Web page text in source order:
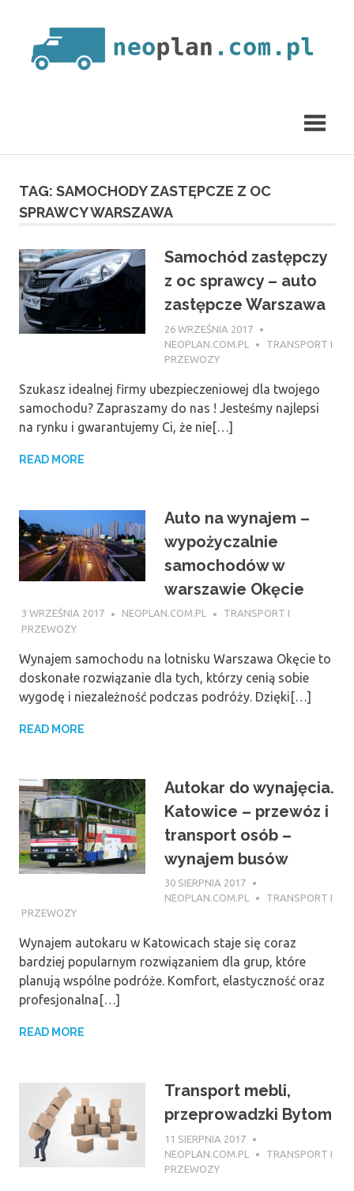
content
TAG: SAMOCHODY ZASTĘPCZE Z OC
SPRAWCY WARSZAWA
Samochód zastępczy
z oc sprawcy – auto
zastępcze Warszawa
26 WRZEŚNIA 2017
NEOPLAN.COM.PL
TRANSPORT I
PRZEWOZY
Szukasz idealnej firmy ubezpieczeniowej dla twojego
samochodu? Zapraszamy do nas ! Jesteśmy najlepsi
na rynku i gwarantujemy Ci, że nie[…]
READ MORE
Auto na wynajem –
wypożyczalnie
samochodów w
warszawie Okęcie
3 WRZEŚNIA 2017 NEOPLAN.COM.PL
TRANSPORT I
PRZEWOZY
Wynajem samochodu na lotnisku Warszawa Okęcie to
doskonałe rozwiązanie dla tych, którzy cenią sobie
wygodę i niezależność podczas podróży. Dzięki[…]
READ MORE
Autokar do wynajęcia.
Katowice – przewóz i
transport osób –
wynajem busów
30 SIERPNIA 2017
NEOPLAN.COM.PL
TRANSPORT I
PRZEWOZY
Wynajem autokaru w Katowicach staje się coraz
bardziej popularnym rozwiązaniem dla grup, które
planują wspólne podróże. Komfort, elastyczność oraz
profesjonalna[…]
READ MORE
Transport mebli,
przeprowadzki Bytom
11 SIERPNIA 2017
NEOPLAN.COM.PL
TRANSPORT I
PRZEWOZY